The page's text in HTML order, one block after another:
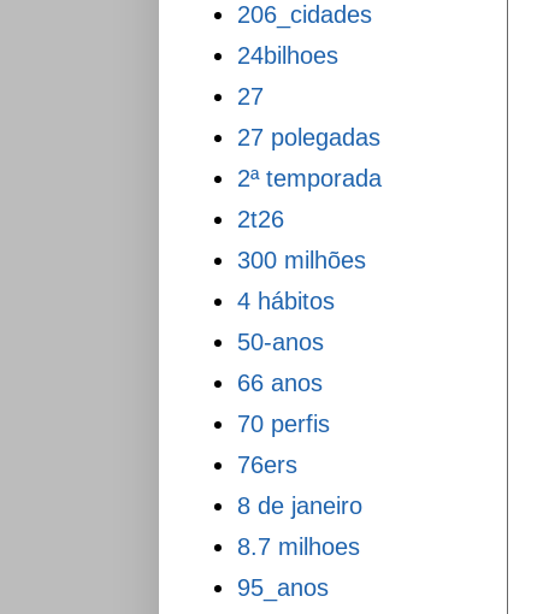
206_cidades
24bilhoes
27
27 polegadas
2ª temporada
2t26
300 milhões
4 hábitos
50-anos
66 anos
70 perfis
76ers
8 de janeiro
8.7 milhoes
95_anos